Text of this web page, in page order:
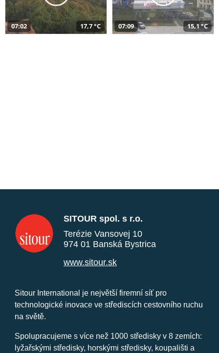
07:02 17,7 °C 07:09 15,1 °C
SITOUR spol. s r.o.
Terézie Vansovej 10
974 01 Banská Bystrica
www.sitour.sk
Sitour International je největší firemní síť pro
technologické inovace ve střediscích cestovního ruchu
na světě.
Spolupracujeme s více než 1000 středisky v 8 zemích:
lyžařskými středisky, horskými středisky, koupališti a